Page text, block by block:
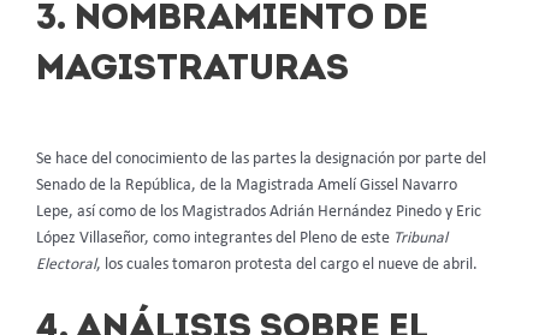
3. NOMBRAMIENTO DE
MAGISTRATURAS
Se hace del conocimiento de las partes la designación por parte del
Senado de la República, de la Magistrada Amelí Gissel Navarro
Lepe, así como de los Magistrados Adrián Hernández Pinedo y Eric
López Villaseñor, como integrantes del Pleno de este Tribunal
Electoral, los cuales tomaron protesta del cargo el nueve de abril.